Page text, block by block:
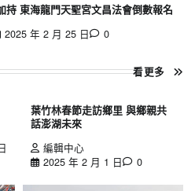
持 東海龍門天聖宮文昌法會倒數報名
2025 年 2 月 25 日 0
看更多
葉竹林春節走訪鄉里 與鄉親共
話澎湖未來
編輯中心
2025 年 2 月 1 日
0